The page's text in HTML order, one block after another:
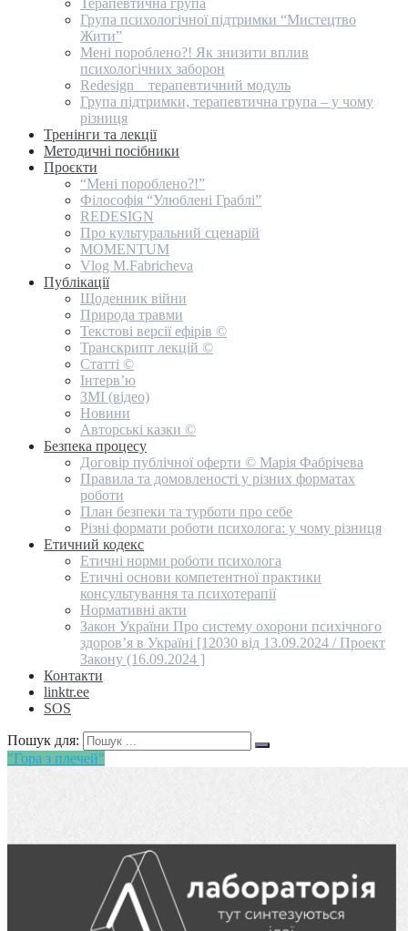
Група психологічної підтримки “Мистецтво
Жити”
Мені пороблено?! Як знизити вплив
психологічних заборон
Redesign _ терапевтичний модуль
Група підтримки, терапевтична група – у чому
різниця
Тренінги та лекції
Методичні посібники
Проєкти
“Мені пороблено?!”
Філософія “Улюблені Граблі”
REDESIGN
Про культуральний сценарій
MOMENTUM
Vlog M.Fabricheva
Публікації
Щоденник війни
Природа травми
Текстові версії ефірів ©
Транскрипт лекцій ©
Статті ©
Інтерв’ю
ЗМІ (відео)
Новини
Авторські казки ©
Безпека процесу
Договір публічної оферти © Марія Фабрічева
Правила та домовленості у різних форматах
роботи
План безпеки та турботи про себе
Різні формати роботи психолога: у чому різниця
Етичний кодекс
Етичні норми роботи психолога
Етичні основи компетентної практики
консультування та психотерапії
Нормативні акти
Закон України Про систему охорони психічного
здоров’я в Україні [12030 від 13.09.2024 / Проект
Закону (16.09.2024 ]
Контакти
linktr.ee
SOS
Пошук для:
"Гора з плечей"